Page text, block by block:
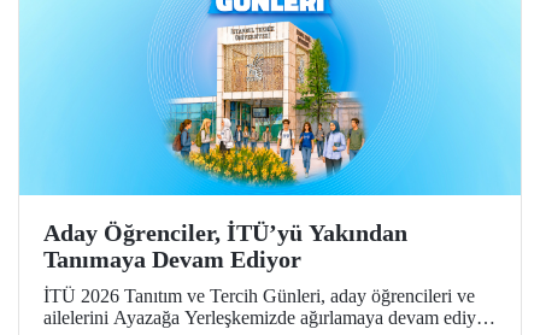
Aday Öğrenciler, İTÜ’yü Yakından
Tanımaya Devam Ediyor
İTÜ 2026 Tanıtım ve Tercih Günleri, aday öğrencileri ve
ailelerini Ayazağa Yerleşkemizde ağırlamaya devam ediyor.